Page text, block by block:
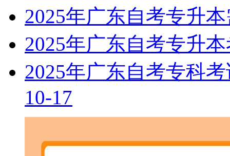
2025年广东自考专升
2025年广东自考专升
2025年广东自考专科
10-17